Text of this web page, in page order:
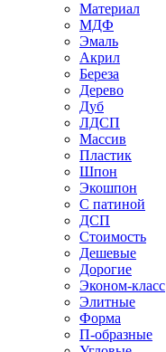
Материал
МДФ
Эмаль
Акрил
Береза
Дерево
Дуб
ЛДСП
Массив
Пластик
Шпон
Экошпон
С патиной
ДСП
Стоимость
Дешевые
Дорогие
Эконом-класс
Элитные
Форма
П-образные